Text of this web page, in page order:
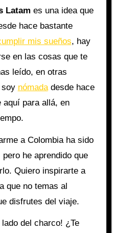
Latam es una idea que
hace bastante
mis sueños, hay
en las cosas que te
leído, en otras
soy nómadadesde hace
aquí para allá, en
a Colombia ha sido
he aprendido que
Quiero inspirarte a
que no temas al
disfrutes del viaje.
del charco! ¿Te